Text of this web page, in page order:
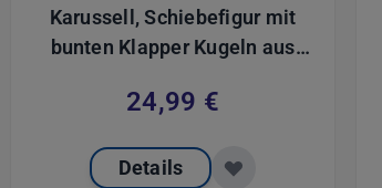
Karussell, Schiebefigur mit
bunten Klapper Kugeln aus
24,99 €
Details